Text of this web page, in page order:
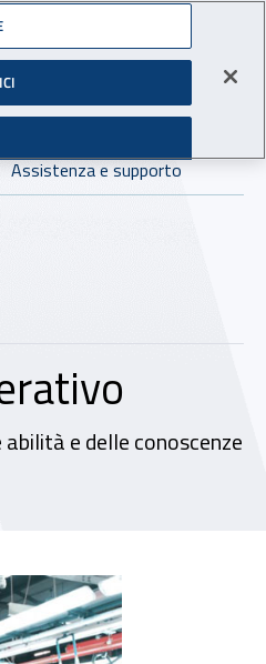
Lavoro
- Apertura in nuova finestra
- Apertura in nuova finestra
- Sito esterno - Apertura in
Linkedin - Sito esterno -
Youtube - Sito esterno -
Tiktok - SitoSpreaker -
in:tutto INAIL.it
Assistenza e supporto
e delle conoscenze